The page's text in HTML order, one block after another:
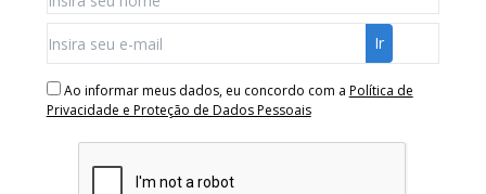
Ao informar meus dados, eu concordo com a Política de
Privacidade e Proteção de Dados Pessoais